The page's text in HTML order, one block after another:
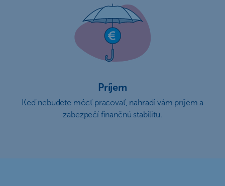
Príjem
Keď nebudete môcť pracovať, nahradí vám príjem a
zabezpečí finančnú stabilitu.